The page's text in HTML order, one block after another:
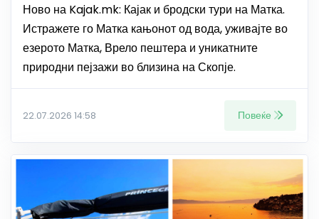
Ново на Kajak.mk: Кајак и бродски тури на Матка.
Истражете го Матка кањонот од вода, уживајте во
езерото Матка, Врело пештера и уникатните
природни пејзажи во близина на Скопје.
22.07.2026 14:58 Повеќе